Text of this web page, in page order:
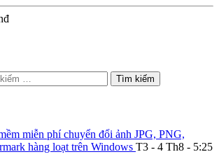
miễn phí chuyển đổi ảnh JPG, PNG,
hàng loạt trên Windows T3 - 4 Th8 - 5:25